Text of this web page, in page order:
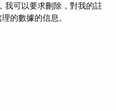
我可以要求刪除，對我的註
的數據的信息。